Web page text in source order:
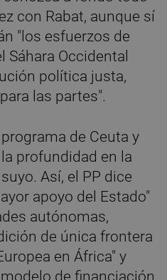
con Rabat, aunque sí
"los esfuerzos de
Sáhara Occidental
política justa,
las partes".
de Ceuta y
profundidad en la
Así, el PP dice
apoyo del Estado"
autónomas,
de única frontera
en África" y
de financiación